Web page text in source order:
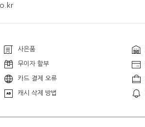
사은품
무이자 할부
카드 결제 오류
캐시 삭제 방법